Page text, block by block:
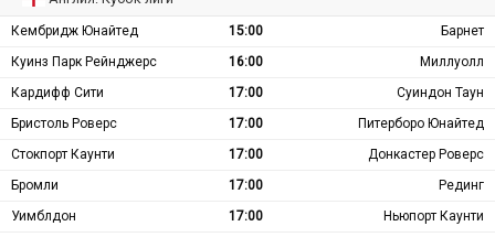
Кембридж Юнайтед 15:00
Барнет
Куинз Парк Рейнджерс
16:00
Миллуолл
Кардифф Сити
17:00
Суиндон Таун
Бристоль Роверс
17:00
Питерборо Юнайтед
Стокпорт Каунти
17:00
Донкастер Роверс
Бромли
17:00
Рединг
Уимблдон
17:00
Ньюпорт Каунти